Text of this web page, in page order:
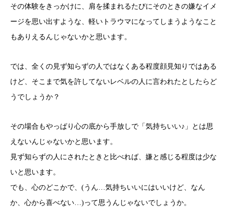
その体験をきっかけに、肩を揉まれるたびにそのときの嫌なイメ
ージを思い出すような、軽いトラウマになってしまうようなこと
もありえるんじゃないかと思います。
では、全くの見ず知らずの人ではなくある程度顔見知りではある
けど、そこまで気を許してないレベルの人に言われたとしたらど
うでしょうか？
その場合もやっぱり心の底から手放しで「気持ちいい♪」とは思
えないんじゃないかと思います。
見ず知らずの人にされたときと比べれば、嫌と感じる程度は少な
いと思います。
でも、心のどこかで、(うん…気持ちいいにはいいけど、なん
か、心から喜べない…)って思うんじゃないでしょうか。